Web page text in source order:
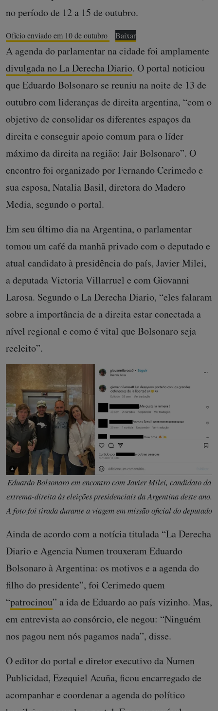
no período de 12 a 15 de outubro.
Ofício enviado em 10 de outubro Baixar
A agenda do parlamentar na cidade foi amplamente
divulgada no La Derecha Diario. O portal noticiou
que Eduardo Bolsonaro se reuniu na noite de 13 de
outubro com lideranças de direita argentina, “com o
objetivo de consolidar os diferentes espaços da
direita e conseguir apoio comum para o líder
máximo da direita na região: Jair Bolsonaro”. O
encontro foi organizado por Fernando Cerimedo e
sua esposa, Natalia Basil, diretora do Madero
Media, segundo o portal.
Em seu último dia na Argentina, o parlamentar
tomou um café da manhã privado com o deputado e
atual candidato à presidência do país, Javier Milei,
a deputada Victoria Villarruel e com Giovanni
Larosa. Segundo o La Derecha Diario, “eles falaram
sobre a importância de a direita estar conectada a
nível regional e como é vital que Bolsonaro seja
reeleito”.
Eduardo Bolsonaro em encontro com Javier Milei, candidato da
extrema-direita às eleições presidenciais da Argentina deste ano.
A foto foi tirada durante a viagem em missão oficial do deputado
Ainda de acordo com a notícia titulada “La Derecha
Diario e Agencia Numen trouxeram Eduardo
Bolsonaro à Argentina: os motivos e a agenda do
filho do presidente”, foi Cerimedo quem
“patrocinou” a ida de Eduardo ao país vizinho. Mas,
em entrevista ao consórcio, ele negou: “Ninguém
nos pagou nem nós pagamos nada”, disse.
O editor do portal e diretor executivo da Numen
Publicidad, Ezequiel Acuña, ficou encarregado de
acompanhar e coordenar a agenda do político